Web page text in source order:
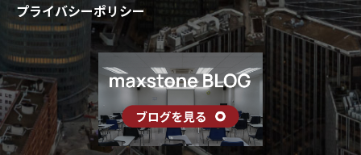
プライバシーポリシー